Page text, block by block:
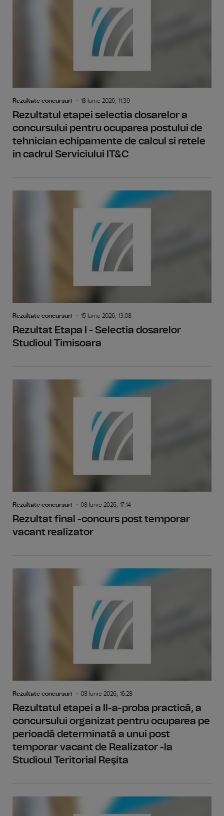
Rezultate concursuri 18 Iunie 2026, 11:39
Rezultatul etapei selectia dosarelor a
concursului pentru ocuparea postului de
tehnician echipamente de calcul si retele
in cadrul Serviciului IT&C
Rezultate concursuri 15 Iunie 2026, 13:08
Rezultat Etapa I - Selectia dosarelor
Studioul Timisoara
Rezultate concursuri 08 Iunie 2026, 17:14
Rezultat final -concurs post temporar
vacant realizator
Rezultate concursuri 08 Iunie 2026, 16:28
Rezultatul etapei a Il-a-proba practică, a
concursului organizat pentru ocuparea pe
perioadă determinată a unui post
temporar vacant de Realizator -la
Studioul Teritorial Reşita